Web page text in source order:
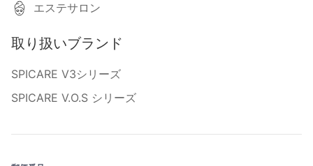
エステサロン
取り扱いブランド
SPICARE V3シリーズ
SPICARE V.O.S シリーズ